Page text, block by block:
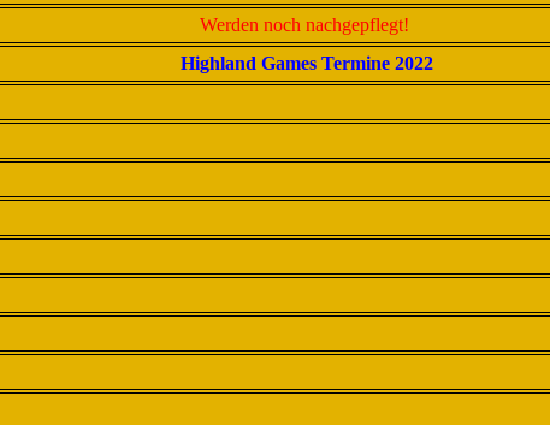
Werden noch nachgepflegt!
Highland Games Termine 2022